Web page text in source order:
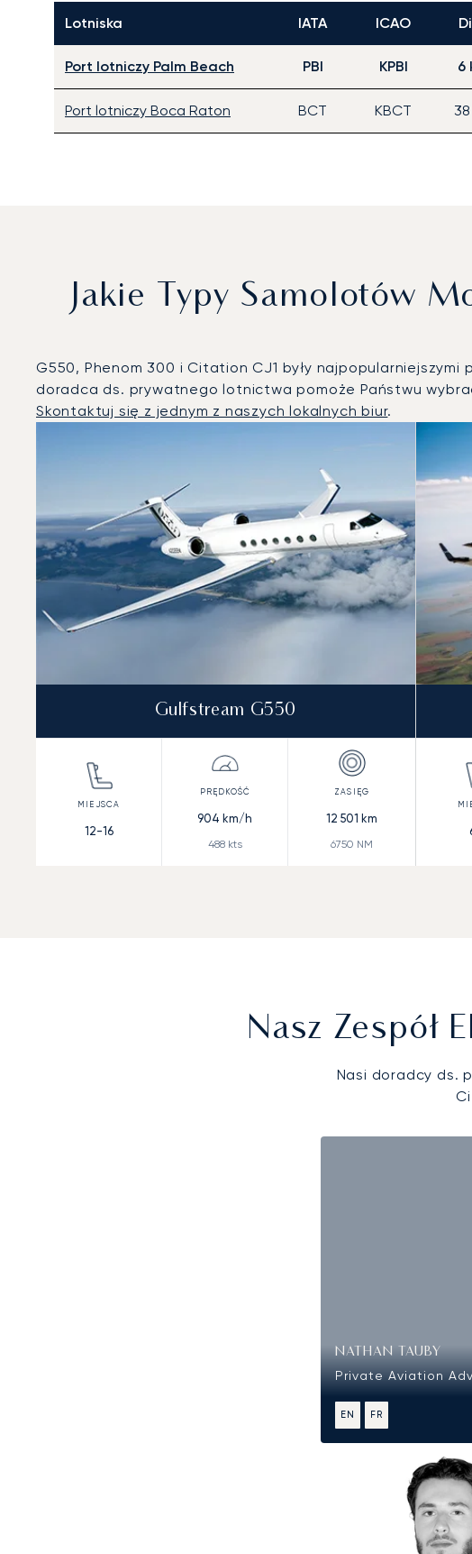
Lotniska
IATA ICAO
Port lotniczy Palm Beach PBI KPBI 6
Port lotniczy Boca Raton BCT KBCT
Jakie Typy Samolotów
G550, Phenom 300 i Citation CJ1 były
doradca ds. prywatnego lotnictwa pomoże Państwu
Skontaktuj się z jednym z naszych lokalnych biur.
Palm Beach : 3 najpopularniejsze modele statków powietrznych
Gulfstream G550
12-16
904 km/h
488kts
12 501 km
6750 NM
Nasz Zespół
Nasi doradcy ds.
NATHAN TAUBY
Private Aviation
EN FR